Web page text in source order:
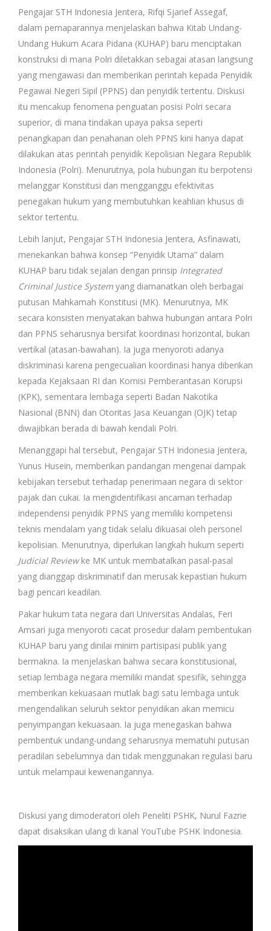
Pengajar STH Indonesia Jentera, Rifqi Sjarief Assegaf,
dalam pemaparannya menjelaskan bahwa Kitab Undang-
Undang Hukum Acara Pidana (KUHAP) baru menciptakan
konstruksi di mana Polri diletakkan sebagai atasan langsung
yang mengawasi dan memberikan perintah kepada Penyidik
Pegawai Negeri Sipil (PPNS) dan penyidik tertentu. Diskusi
itu mencakup fenomena penguatan posisi Polri secara
superior, di mana tindakan upaya paksa seperti
penangkapan dan penahanan oleh PPNS kini hanya dapat
dilakukan atas perintah penyidik Kepolisian Negara Republik
Indonesia (Polri). Menurutnya, pola hubungan itu berpotensi
melanggar Konstitusi dan mengganggu efektivitas
penegakan hukum yang membutuhkan keahlian khusus di
sektor tertentu.
Lebih lanjut, Pengajar STH Indonesia Jentera, Asfinawati,
menekankan bahwa konsep “Penyidik Utama” dalam
KUHAP baru tidak sejalan dengan prinsip Integrated
Criminal Justice System yang diamanatkan oleh berbagai
putusan Mahkamah Konstitusi (MK). Menurutnya, MK
secara konsisten menyatakan bahwa hubungan antara Polri
dan PPNS seharusnya bersifat koordinasi horizontal, bukan
vertikal (atasan-bawahan). Ia juga menyoroti adanya
diskriminasi karena pengecualian koordinasi hanya diberikan
kepada Kejaksaan RI dan Komisi Pemberantasan Korupsi
(KPK), sementara lembaga seperti Badan Nakotika
Nasional (BNN) dan Otoritas Jasa Keuangan (OJK) tetap
diwajibkan berada di bawah kendali Polri.
Menanggapi hal tersebut, Pengajar STH Indonesia Jentera,
Yunus Husein, memberikan pandangan mengenai dampak
kebijakan tersebut terhadap penerimaan negara di sektor
pajak dan cukai. Ia mengidentifikasi ancaman terhadap
independensi penyidik PPNS yang memiliki kompetensi
teknis mendalam yang tidak selalu dikuasai oleh personel
kepolisian. Menurutnya, diperlukan langkah hukum seperti
Judicial Reviewke MK untuk membatalkan pasal-pasal
yang dianggap diskriminatif dan merusak kepastian hukum
bagi pencari keadilan.
Pakar hukum tata negara dari Universitas Andalas, Feri
Amsari juga menyoroti cacat prosedur dalam pembentukan
KUHAP baru yang dinilai minim partisipasi publik yang
bermakna. Ia menjelaskan bahwa secara konstitusional,
setiap lembaga negara memiliki mandat spesifik, sehingga
memberikan kekuasaan mutlak bagi satu lembaga untuk
mengendalikan seluruh sektor penyidikan akan memicu
penyimpangan kekuasaan. Ia juga menegaskan bahwa
pembentuk undang-undang seharusnya mematuhi putusan
peradilan sebelumnya dan tidak menggunakan regulasi baru
untuk melampaui kewenangannya.
Diskusi yang dimoderatori oleh Peneliti PSHK, Nurul Fazrie
dapat disaksikan ulang di kanal YouTube PSHK Indonesia.